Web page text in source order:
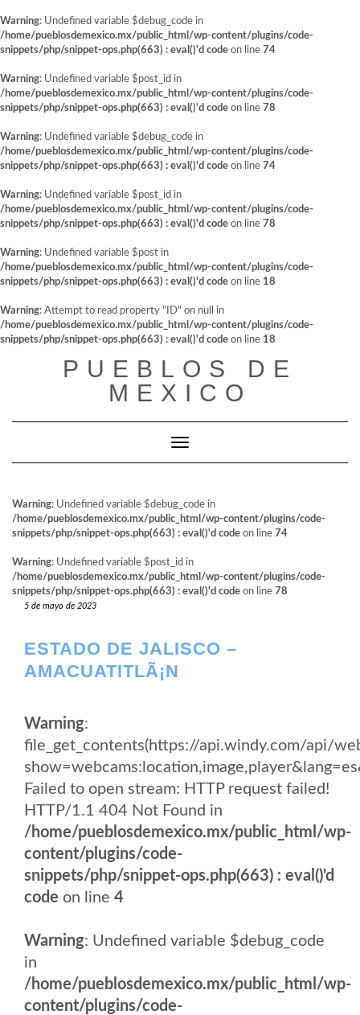
Warning: Undefined variable $debug_code in
/home/pueblosdemexico.mx/public_html/wp-content/plugins/code-
snippets/php/snippet-ops.php(663) : eval()'d code on line 74
Warning: Undefined variable $post_id in
/home/pueblosdemexico.mx/public_html/wp-content/plugins/code-
snippets/php/snippet-ops.php(663) : eval()'d code on line 78
Warning: Undefined variable $debug_code in
/home/pueblosdemexico.mx/public_html/wp-content/plugins/code-
snippets/php/snippet-ops.php(663) : eval()'d code on line 74
Warning: Undefined variable $post_id in
/home/pueblosdemexico.mx/public_html/wp-content/plugins/code-
snippets/php/snippet-ops.php(663) : eval()'d code on line 78
Warning: Undefined variable $post in
/home/pueblosdemexico.mx/public_html/wp-content/plugins/code-
snippets/php/snippet-ops.php(663) : eval()'d code on line 18
Warning: Attempt to read property "ID" on null in
/home/pueblosdemexico.mx/public_html/wp-content/plugins/code-
snippets/php/snippet-ops.php(663) : eval()'d code on line 18
PUEBLOS DE
MEXICO
Cambiar modo de navegación
Warning: Undefined variable $debug_code in
/home/pueblosdemexico.mx/public_html/wp-content/plugins/code-
snippets/php/snippet-ops.php(663) : eval()'d code on line 74
Warning: Undefined variable $post_id in
/home/pueblosdemexico.mx/public_html/wp-content/plugins/code-
snippets/php/snippet-ops.php(663) : eval()'d code on line 78
5 de mayo de 2023
ESTADO DE JALISCO –
AMACUATITLÃ¡N
Warning:
file_get_contents(https://api.windy.com/api/
Failed to open stream: HTTP request failed!
HTTP/1.1 404 Not Found in
/home/pueblosdemexico.mx/public_html/wp-
content/plugins/code-
snippets/php/snippet-ops.php(663) : eval()'d
code on line 4
Warning: Undefined variable $debug_code
in
/home/pueblosdemexico.mx/public_html/wp-
content/plugins/code-